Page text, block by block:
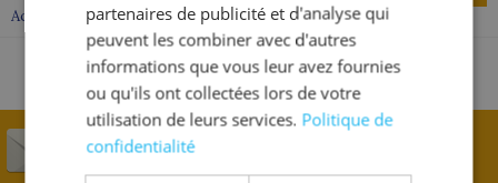
Accompagnement proximité/fauteuil
S'inscrire à la newsletter
partenaires de publicité et d'analyse qui
peuvent les combiner avec d'autres
informations que vous leur avez fournies
ou qu'ils ont collectées lors de votre
utilisation de leurs services. Politique de
confidentialité